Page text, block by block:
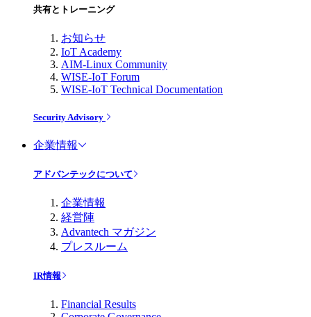
共有とトレーニング
お知らせ
IoT Academy
AIM-Linux Community
WISE-IoT Forum
WISE-IoT Technical Documentation
Security Advisory
企業情報
アドバンテックについて
企業情報
経営陣
Advantech マガジン
プレスルーム
IR情報
Financial Results